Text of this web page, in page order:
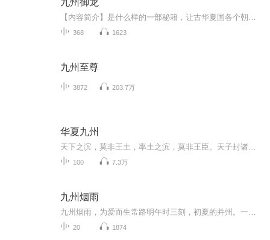
368 1623
九州至尊
3872 203.7万
华夏九州
100 7.3万
九州烟雨
20 1874